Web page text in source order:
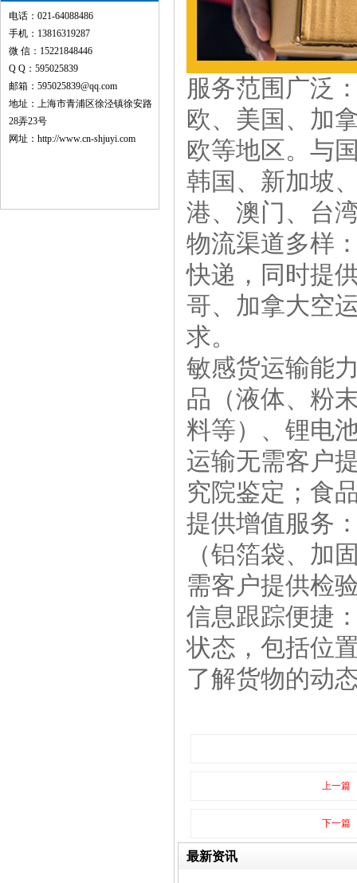
电话：021-64088486
手机：13816319287
微 信：15221848446
Q Q：595025839
邮箱：595025839@qq.com
地址：上海市青浦区徐泾镇徐安路
28弄23号
网址： http://www.cn-shjuyi.com
服务范围广泛
欧、美国、加
欧等地区。与
韩国、新加坡
港、澳门、台
物流渠道多样
快递，同时提
哥、加拿大空
求。
敏感货运输能
品（液体、粉
料等）、锂电
运输无需客户
究院鉴定；食
提供增值服务
（铝箔袋、加
需客户提供检
信息跟踪便捷
状态，包括位
了解货物的动
上一篇
下一篇
最新资讯